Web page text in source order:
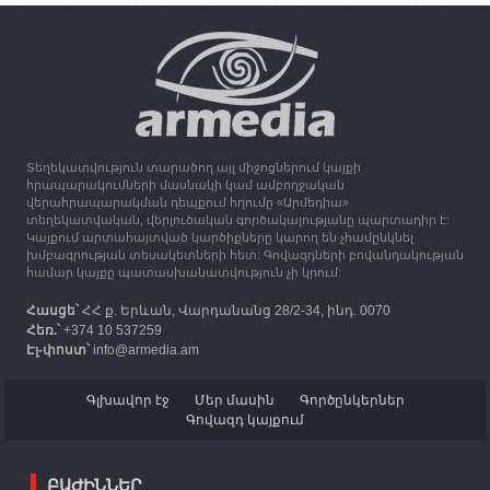
սպասվում է անձրև և ամպրոպ
30.09.2023
Միացյալ Թագավորությունը 1 միլիոն ֆունտ
ստեռլինգ կհատկացնի՝ աջակցելու Լեռնային
Ղարաբաղից բռնի տեղահանվածներին
12:25 30.09.2023
Հայաստան է ժամանել բռնի տեղահանված 100
հազար 417 արցախցի
Տեղեկատվություն տարածող այլ միջոցներում կայքի
հրապարակումների մասնակի կամ ամբողջական
վերահրապարակման դեպքում հղումը «Արմեդիա»
տեղեկատվական, վերլուծական գործակալությանը պարտադիր է:
Կայքում արտահայտված կարծիքները կարող են չհամընկնել
խմբագրության տեսակետների հետ: Գովազդների բովանդակության
համար կայքը պատասխանատվություն չի կրում:
Հասցե՝ՀՀ ք. Երևան, Վարդանանց 28/2-34, ինդ. 0070
Հեռ.՝+374 10 537259
Էլ-փոստ՝info@armedia.am
Գլխավոր էջ Մեր մասին
Գործընկերներ
Գովազդ կայքում
ԲԱԺԻՆՆԵՐ